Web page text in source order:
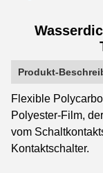
Produkt-
Flexible
Polyester-Film,
vom
Kontaktschalter.